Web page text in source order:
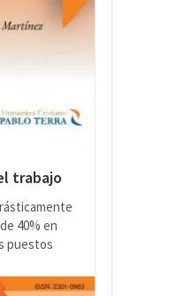
trabajo
40% en
puestos